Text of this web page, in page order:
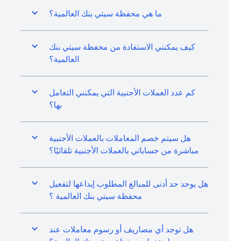
ما هي محفظة سيتي بنك العالمية؟
كيف يمكنني الاستفادة من محفظة سيتي بنك
العالمية؟
كم عدد العملات الأجنبية التي يمكنني التعامل
بها؟
هل سيتم خصم المعاملات بالعملات الأجنبية
مباشرة من حساباتي بالعملات الأجنبية تلقائيًا؟
هل يوجد حد أدنى للمبالغ المطلوب إيداعها لتفعيل
محفظة سيتي بنك العالمية ؟
هل توجد أي مصاريف أو رسوم معاملات عند